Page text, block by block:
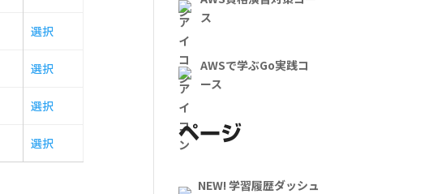
選択
選択
選択
選択
ス
AWSで学ぶGo実践コ
ース
ページ
NEW! 学習履歴ダッシュ